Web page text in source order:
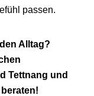
passen.
Alltag?
Tettnang und